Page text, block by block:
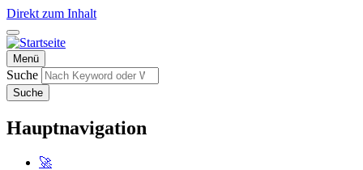
Direkt zum Inhalt
Menü
Suche
Suche
Hauptnavigation
🚀